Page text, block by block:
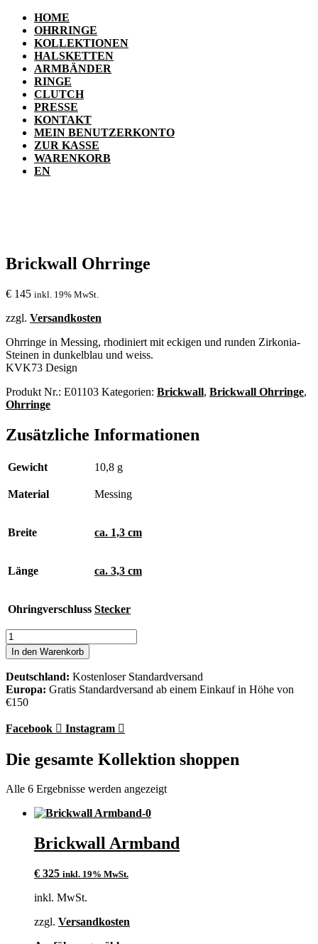
HOME
OHRRINGE
KOLLEKTIONEN
HALSKETTEN
ARMBÄNDER
RINGE
CLUTCH
PRESSE
KONTAKT
MEIN BENUTZERKONTO
ZUR KASSE
WARENKORB
EN
Brickwall Ohrringe
€ 145 inkl. 19% MwSt.
zzgl. Versandkosten
Ohrringe in Messing, rhodiniert mit eckigen und runden Zirkonia-
Steinen in dunkelblau und weiss.
KVK73 Design
Produkt Nr.: E01103 Kategorien: Brickwall, Brickwall Ohrringe,
Ohrringe
Zusätzliche Informationen
Gewicht 10,8 g
Material Messing
Breite ca. 1,3 cm
Länge ca. 3,3 cm
Ohringverschluss Stecker
Brickwall
Ohrringe
Menge
In den Warenkorb
Deutschland: Kostenloser Standardversand
Europa: Gratis Standardversand ab einem Einkauf in Höhe von
€150
Facebook Instagram
Die gesamte Kollektion shoppen
Alle 6 Ergebnisse werden angezeigt
Brickwall Armband
€ 325 inkl. 19% MwSt.
inkl. MwSt.
zzgl. Versandkosten